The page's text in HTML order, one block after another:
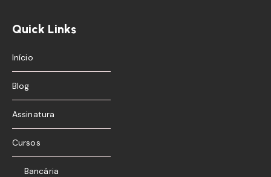
Quick Links
Início
Blog
Assinatura
Cursos
Bancária